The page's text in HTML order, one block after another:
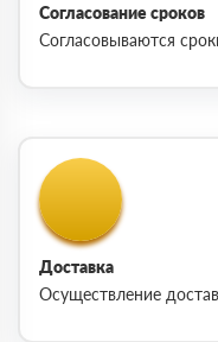
Согласование сроков
Согласовываются
Доставка
Осуществление